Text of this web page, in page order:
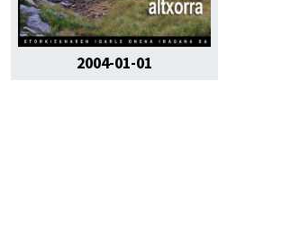
2004-01-01